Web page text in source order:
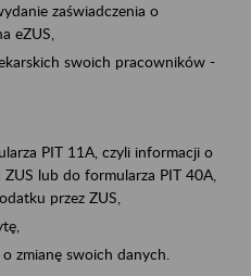
zaświadczenia o
eZUS,
swoich pracowników -
PIT 11A, czyli informacji o
lub do formularza PIT 40A,
przez ZUS,
zmianę swoich danych.